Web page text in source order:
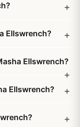
Ellswrench?
Ellswrench?
Ellswrench?